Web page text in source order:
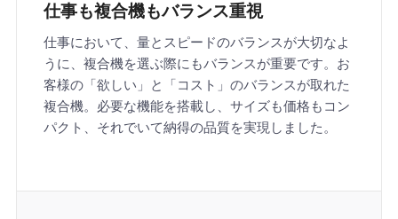
仕事も複合機もバランス重視
仕事において、量とスピードのバランスが大切なよ
うに、複合機を選ぶ際にもバランスが重要です。お
客様の「欲しい」と「コスト」のバランスが取れた
複合機。必要な機能を搭載し、サイズも価格もコン
パクト、それでいて納得の品質を実現しました。